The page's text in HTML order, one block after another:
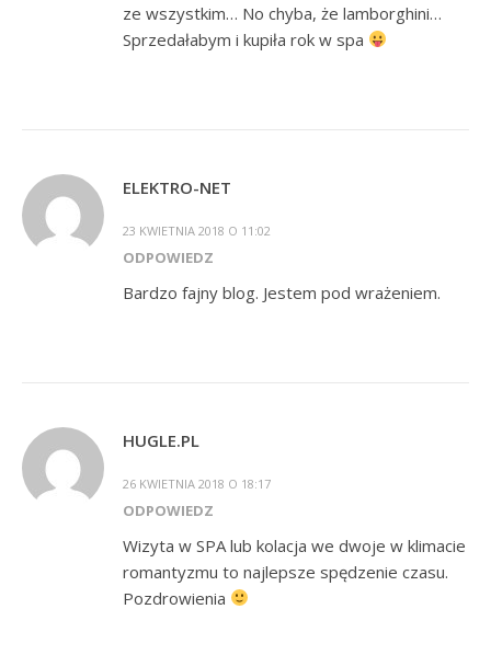
ze wszystkim… No chyba, że lamborghini…
Sprzedałabym i kupiła rok w spa
ELEKTRO-NET
23 KWIETNIA 2018 O 11:02
ODPOWIEDZ
Bardzo fajny blog. Jestem pod wrażeniem.
HUGLE.PL
26 KWIETNIA 2018 O 18:17
ODPOWIEDZ
Wizyta w SPA lub kolacja we dwoje w klimacie
romantyzmu to najlepsze spędzenie czasu.
Pozdrowienia